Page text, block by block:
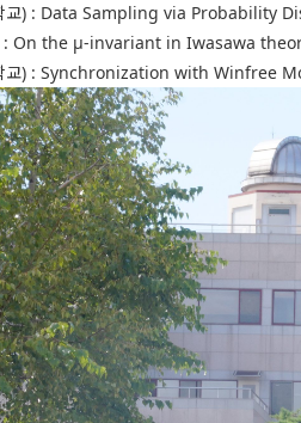
교) : Data Sampling via Probability
On the μ-invariant in Iwasawa
교) : Synchronization with Winfree